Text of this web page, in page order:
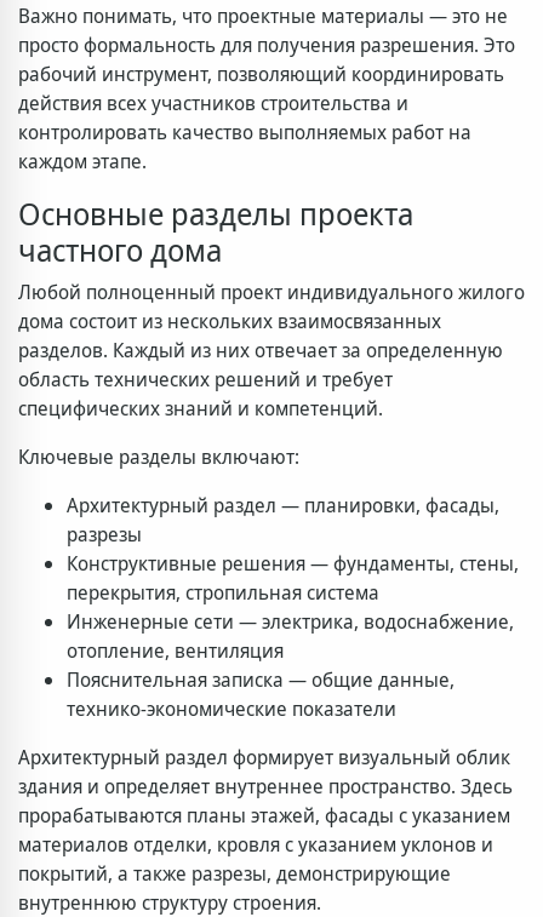
Важно понимать, что проектные материалы — это не
просто формальность для получения разрешения. Это
рабочий инструмент, позволяющий координировать
действия всех участников строительства и
контролировать качество выполняемых работ на
каждом этапе.
Основные разделы проекта
частного дома
Любой полноценный проект индивидуального жилого
дома состоит из нескольких взаимосвязанных
разделов. Каждый из них отвечает за определенную
область технических решений и требует
специфических знаний и компетенций.
Ключевые разделы включают:
Архитектурный раздел — планировки, фасады,
разрезы
Конструктивные решения — фундаменты, стены,
перекрытия, стропильная система
Инженерные сети — электрика, водоснабжение,
отопление, вентиляция
Пояснительная записка — общие данные,
технико-экономические показатели
Архитектурный раздел формирует визуальный облик
здания и определяет внутреннее пространство. Здесь
прорабатываются планы этажей, фасады с указанием
материалов отделки, кровля с указанием уклонов и
покрытий, а также разрезы, демонстрирующие
внутреннюю структуру строения.